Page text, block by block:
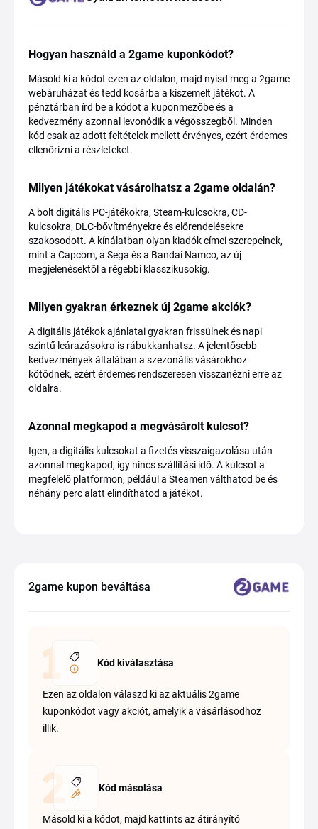
Hogyan használd a 2game kuponkódot?
Másold ki a kódot ezen az oldalon, majd nyisd meg a 2game
webáruházat és tedd kosárba a kiszemelt játékot. A
pénztárban írd be a kódot a kuponmezőbe és a
kedvezmény azonnal levonódik a végösszegből. Minden
kód csak az adott feltételek mellett érvényes, ezért érdemes
ellenőrizni a részleteket.
Milyen játékokat vásárolhatsz a 2game oldalán?
A bolt digitális PC-játékokra, Steam-kulcsokra, CD-
kulcsokra, DLC-bővítményekre és előrendelésekre
szakosodott. A kínálatban olyan kiadók címei szerepelnek,
mint a Capcom, a Sega és a Bandai Namco, az új
megjelenésektől a régebbi klasszikusokig.
Milyen gyakran érkeznek új 2game akciók?
A digitális játékok ajánlatai gyakran frissülnek és napi
szintű leárazásokra is rábukkanhatsz. A jelentősebb
kedvezmények általában a szezonális vásárokhoz
kötődnek, ezért érdemes rendszeresen visszanézni erre az
oldalra.
Azonnal megkapod a megvásárolt kulcsot?
Igen, a digitális kulcsokat a fizetés visszaigazolása után
azonnal megkapod, így nincs szállítási idő. A kulcsot a
megfelelő platformon, például a Steamen válthatod be és
néhány perc alatt elindíthatod a játékot.
2game kupon beváltása
Kód kiválasztása
Ezen az oldalon válaszd ki az aktuális 2game
kuponkódot vagy akciót, amelyik a vásárlásodhoz
illik.
Kód másolása
Másold ki a kódot, majd kattints az átirányító